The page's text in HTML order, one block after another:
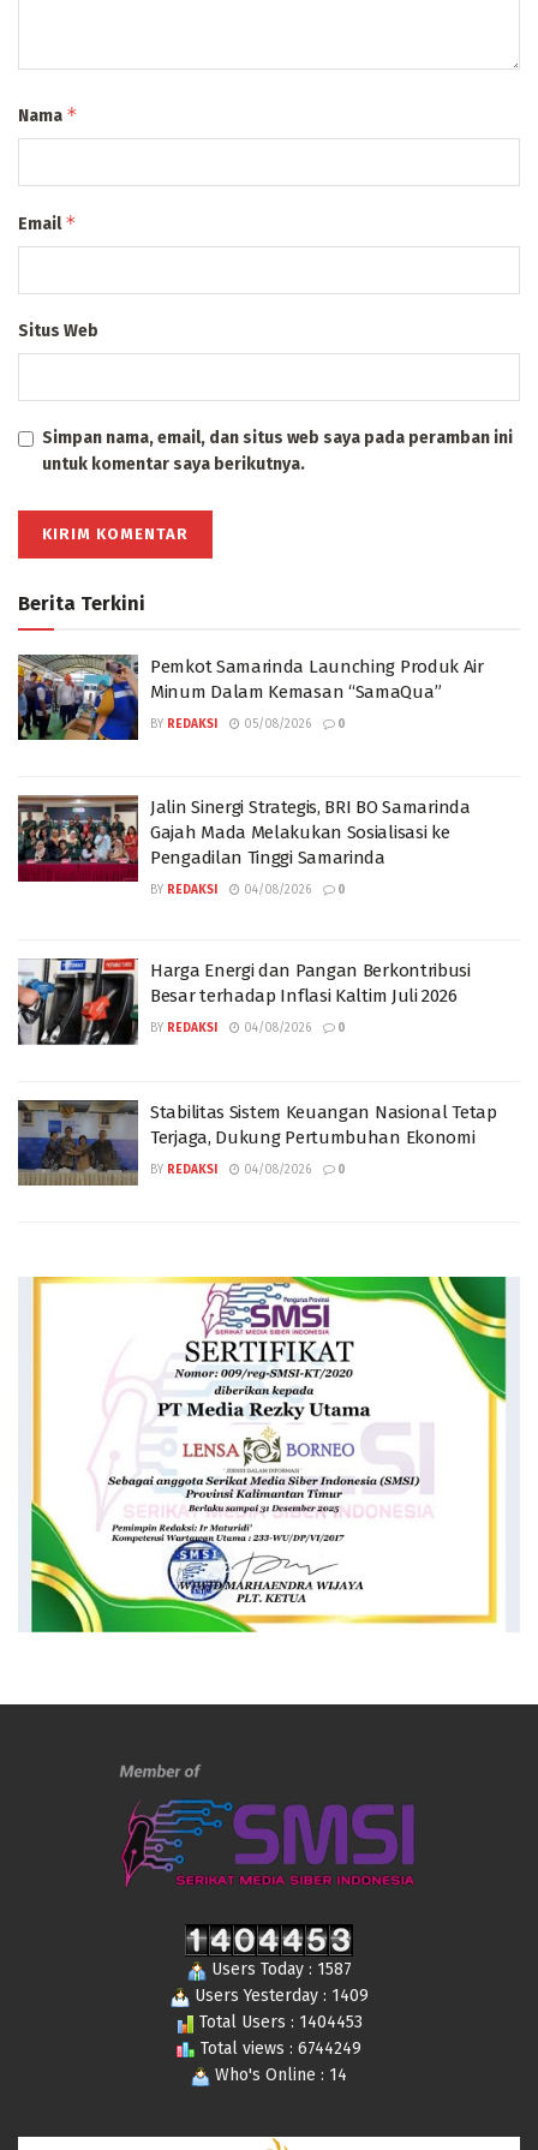
Nama *
Email*
Situs Web
Simpan nama, email, dan situs web saya pada peramban ini
untuk komentar saya berikutnya.
Berita Terkini
Pemkot Samarinda Launching Produk Air
Minum Dalam Kemasan “SamaQua”
BY REDAKSI 05/08/2026 0
Jalin Sinergi Strategis, BRI BO Samarinda
Gajah Mada Melakukan Sosialisasi ke
Pengadilan Tinggi Samarinda
BY REDAKSI 04/08/2026 0
Harga Energi dan Pangan Berkontribusi
Besar terhadap Inflasi Kaltim Juli 2026
BY REDAKSI 04/08/2026 0
Stabilitas Sistem Keuangan Nasional Tetap
Terjaga, Dukung Pertumbuhan Ekonomi
BY REDAKSI 04/08/2026 0
Users Today : 1587
Users Yesterday : 1409
Total Users : 1404453
Total views : 6744249
Who's Online : 14